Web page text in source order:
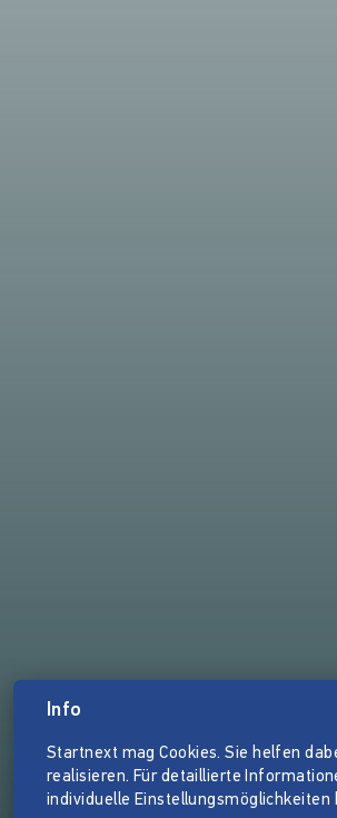
Info
Startnext mag Cookies. Sie helfen
realisieren. Für detaillierte
individuelle Einstellungsmöglichkeiten